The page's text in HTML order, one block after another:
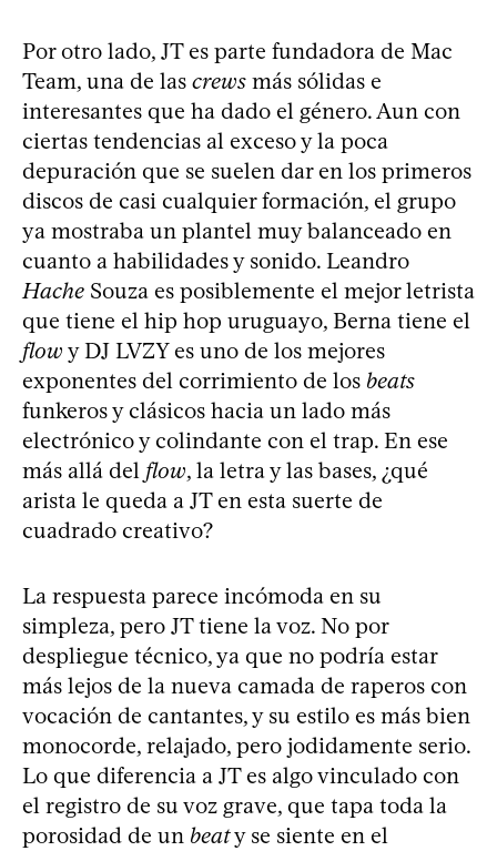
Por otro lado, JT es parte fundadora de Mac
Team, una de las crews más sólidas e
interesantes que ha dado el género. Aun con
ciertas tendencias al exceso y la poca
depuración que se suelen dar en los primeros
discos de casi cualquier formación, el grupo
ya mostraba un plantel muy balanceado en
cuanto a habilidades y sonido. Leandro
Hache Souza es posiblemente el mejor letrista
que tiene el hip hop uruguayo, Berna tiene el
flow y DJ LVZY es uno de los mejores
exponentes del corrimiento de los beats
funkeros y clásicos hacia un lado más
electrónico y colindante con el trap. En ese
más allá del flow, la letra y las bases, ¿qué
arista le queda a JT en esta suerte de
cuadrado creativo?
La respuesta parece incómoda en su
simpleza, pero JT tiene la voz. No por
despliegue técnico, ya que no podría estar
más lejos de la nueva camada de raperos con
vocación de cantantes, y su estilo es más bien
monocorde, relajado, pero jodidamente serio.
Lo que diferencia a JT es algo vinculado con
el registro de su voz grave, que tapa toda la
porosidad de un beaty se siente en el